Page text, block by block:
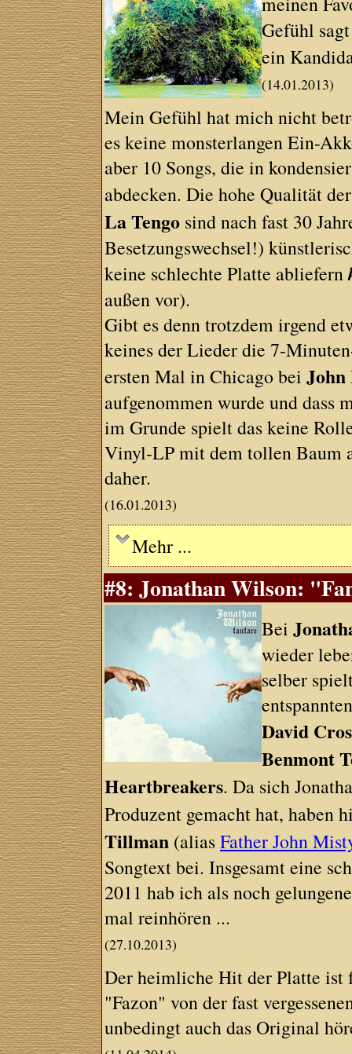
Gefühl
ein
(14.01.2013)
Mein Gefühl hat mich nicht
es keine monsterlangen Ein-
aber 10 Songs, die in
abdecken. Die hohe Qualität
La Tengo sind nach fast 30
Besetzungswechsel!)
keine schlechte Platte abliefern
außen vor).
Gibt es denn trotzdem irgend
keines der Lieder die 7-
ersten Mal in Chicago bei
aufgenommen wurde und dass
im Grunde spielt das keine
Vinyl-LP mit dem tollen Baum
daher.
(16.01.2013)
Mehr ...
#8: Jonathan Wilson:
Bei
wieder
selber
David
Benmont
Heartbreakers. Da sich
Produzent gemacht hat,
Tillman (aliasFather John
Songtext bei. Insgesamt eine
2011 hab ich als noch
mal reinhören ...
(27.10.2013)
Der heimliche Hit der Platte ist
"Fazon" von der fast
unbedingt auch das Original